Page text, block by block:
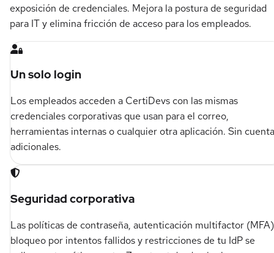
exposición de credenciales. Mejora la postura de seguridad
para IT y elimina fricción de acceso para los empleados.
Un solo login
Los empleados acceden a CertiDevs con las mismas
credenciales corporativas que usan para el correo,
herramientas internas o cualquier otra aplicación. Sin
adicionales.
Seguridad corporativa
Las políticas de contraseña, autenticación multifactor
bloqueo por intentos fallidos y restricciones de tu IdP se